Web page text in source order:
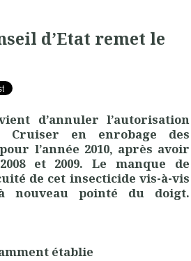
d’Etat remet le
d’annuler l’autorisation
Cruiser en enrobage des
l’année 2010, après avoir
et 2009. Le manque de
de cet insecticide vis-à-vis
nouveau pointé du doigt.
établie